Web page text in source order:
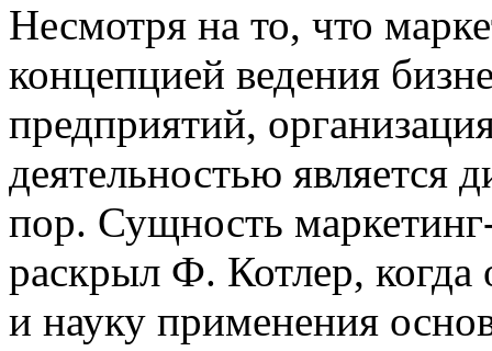
Несмотря на то, что
концепцией ведения биз
предприятий,
деятельностью является
пор. Сущность
раскрыл Ф. Котлер, когда
и науку применения